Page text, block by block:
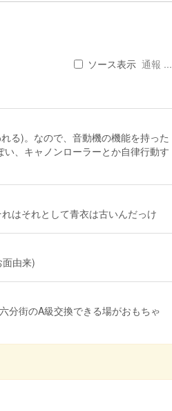
ソース表示 通報 ...
る)。なので、音動機の機能を持った
、キャノンローラーとか自律行動す
はそれとして青衣は古いんだっけ
由来)
分街のA級交換できる場がおもちゃ